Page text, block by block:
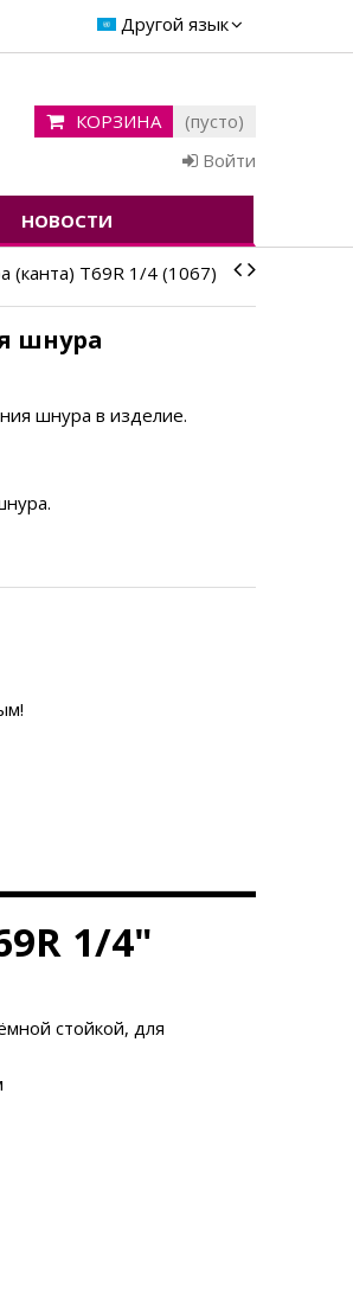
Другой язык
КОРЗИНА
(пусто)
Войти
НОВОСТИ
(канта) T69R 1/4 (1067)
шнура
шнура в изделие.
1/4"
стойкой, для